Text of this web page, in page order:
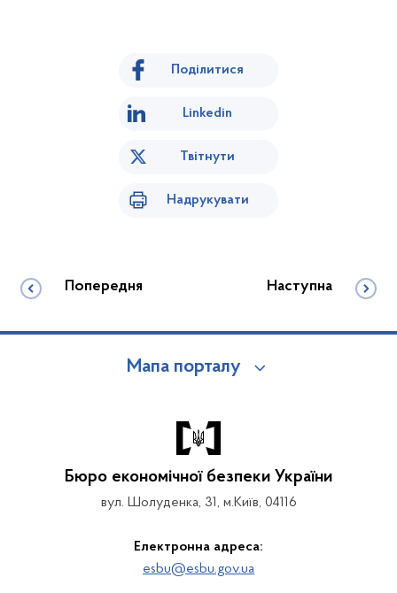
Поділитися
Linkedin
Твітнути
Надрукувати
Попередня Наступна
Мапа порталу
Бюро економічної безпеки України
вул. Шолуденка, 31, м.Київ, 04116
Електронна адреса:
esbu@esbu.gov.ua